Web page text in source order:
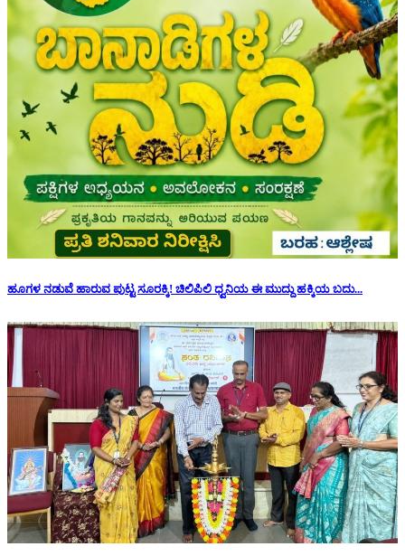
ಹೂಗಳ ನಡುವೆ ಹಾರುವ ಪುಟ್ಟ ಸೂರಕ್ಕಿ! ಚಿಲಿಪಿಲಿ ಧ್ವನಿಯ ಈ ಮುದ್ದು ಹಕ್ಕಿಯ ಬದು...